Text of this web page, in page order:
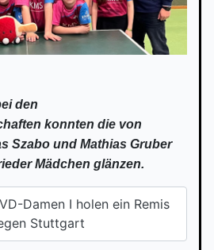
den
konnten die von
Szabo und Mathias Gruber
Mädchen glänzen.
Damen I holen ein Remis
Stuttgart